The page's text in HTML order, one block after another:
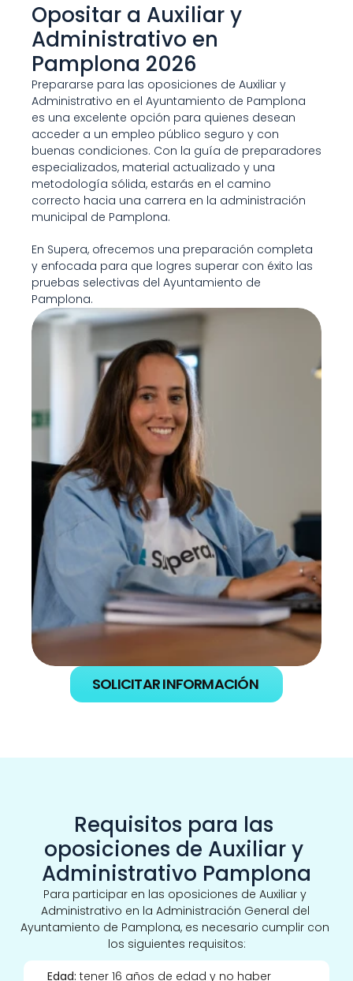
Opositar a Auxiliar y
Administrativo en
Pamplona 2026
Prepararse para las oposiciones de Auxiliar y
Administrativo en el Ayuntamiento de Pamplona
es una excelente opción para quienes desean
acceder a un empleo público seguro y con
buenas condiciones. Con la guía de preparadores
especializados, material actualizado y una
metodología sólida, estarás en el camino
correcto hacia una carrera en la administración
municipal de Pamplona.
En Supera, ofrecemos una preparación completa
y enfocada para que logres superar con éxito las
pruebas selectivas del Ayuntamiento de
Pamplona.
SOLICITAR INFORMACIÓN
Requisitos para las
oposiciones de Auxiliar y
Administrativo Pamplona
Para participar en las oposiciones de Auxiliar y
Administrativo en la Administración General del
Ayuntamiento de Pamplona, es necesario cumplir con
los siguientes requisitos:
Edad: tener 16 años de edad y no haber